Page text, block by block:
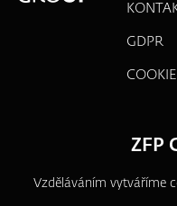
GDPR
ZFP
Vzděláváním vytváříme